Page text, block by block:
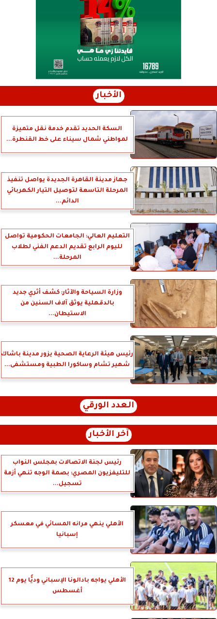
الأخبار
السكة الحديد تقدم خدمة نقل متميزة
لمواطني شمال سيناء على خط القنطرة...
جهاز مدينة القاهرة الجديدة يواصل تنفيذ
المرحلة التاسعة لتوصيل التيار الكهربائي
الدائم...
التعليم العالي: الجامعات الحكومية تواصل
لليوم الرابع تقديم الدعم الفني لطلاب
المرحلة...
وزارة السياحة والآثار: كشف أثري جديد
بالدقهلية يوثق آلاف السنين من
الاستيطان...
رئيس هيئة الرعاية الصحية يزور مدينة باشاك
شهير تشام وساكورا الطبية ومستشفى...
العدد الورقي
آخر الأخبار
رئيس لجنة الاتصالات بمجلس النواب
للتليفزيون المصري: بصمة الوجه تنهي أزمة
تسجيل...
الأهلي ينهي مرانه المسائي في معسكر
إسبانيا
الأهلي يواجه بادالونا الإسباني وديًّا يوم 12
أغسطس